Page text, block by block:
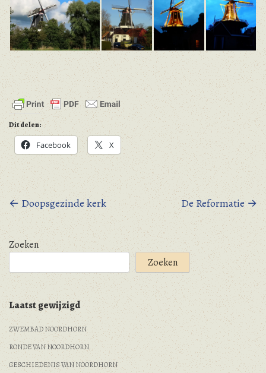
Dit delen:
Facebook X
Berichtnavigatie
←Doopsgezinde kerk De Reformatie→
Zoeken
Zoeken
Laatst gewijzigd
ZWEMBAD NOORDHORN
RONDE VAN NOORDHORN
GESCHIEDENIS VAN NOORDHORN